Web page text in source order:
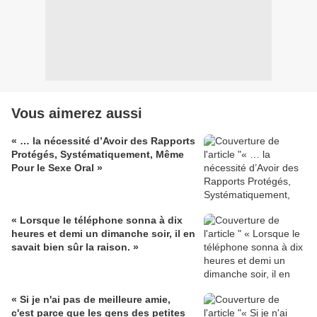
Vous aimerez aussi
« … la nécessité d’Avoir des Rapports
Protégés, Systématiquement, Même
Pour le Sexe Oral »
« Lorsque le téléphone sonna à dix
heures et demi un dimanche soir, il en
savait bien sûr la raison. »
« Si je n'ai pas de meilleure amie,
c'est parce que les gens des petites